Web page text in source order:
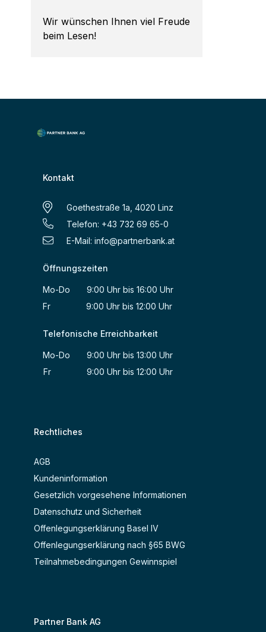
Wir wünschen Ihnen viel Freude
beim Lesen!
Kontakt
Goethestraße 1a, 4020 Linz
Telefon: +43 732 69 65-0
E-Mail: info@partnerbank.at
Öffnungszeiten
Mo-Do 9:00 Uhr bis 16:00 Uhr
Fr 9:00 Uhr bis 12:00 Uhr
Telefonische Erreichbarkeit
Mo-Do 9:00 Uhr bis 13:00 Uhr
Fr 9:00 Uhr bis 12:00 Uhr
Rechtliches
AGB
Kundeninformation
Gesetzlich vorgesehene Informationen
Datenschutz und Sicherheit
Offenlegungserklärung Basel IV
Offenlegungserklärung nach §65 BWG
Teilnahmebedingungen Gewinnspiel
Partner Bank AG